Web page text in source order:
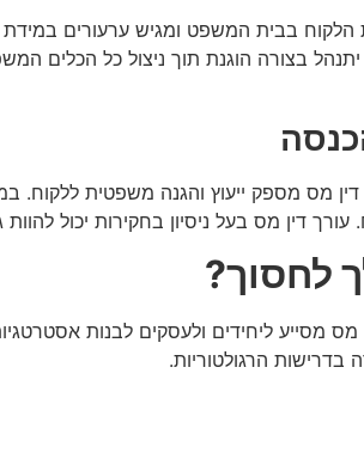
בבית המשפט ומגיש ערעורים במידת
בצורה הוגנת תוך ניצול כל הכלים
מספק ייעוץ והגנה משפטית ללקוח.
דין מס בעל ניסיון בחקירות יכול
לחסוך?
ליחידים ולעסקים לבנות
הרגולטוריות.